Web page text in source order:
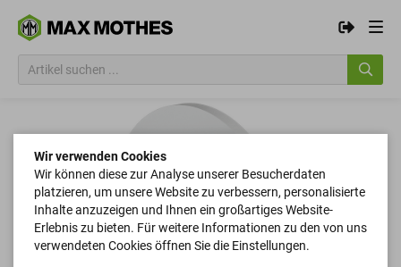
Wir verwenden Cookies
Wir können diese zur Analyse unserer Besucherdaten
platzieren, um unsere Website zu verbessern, personalisierte
Inhalte anzuzeigen und Ihnen ein großartiges Website-
Erlebnis zu bieten. Für weitere Informationen zu den von uns
verwendeten Cookies öffnen Sie die Einstellungen.